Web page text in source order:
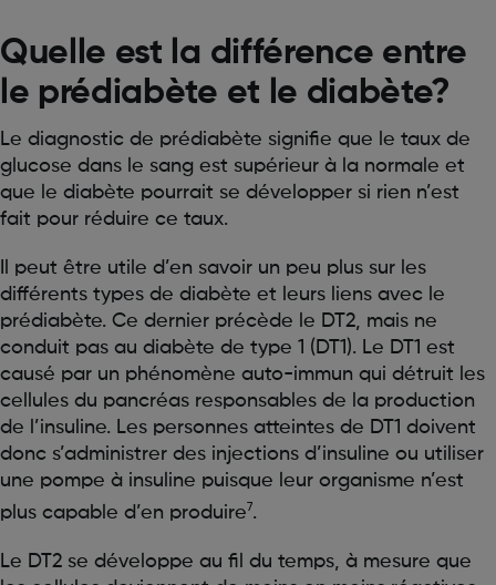
Quelle est la différence entre
le prédiabète et le diabète?
Le diagnostic de prédiabète signifie que le taux de
glucose dans le sang est supérieur à la normale et
que le diabète pourrait se développer si rien n’est
fait pour réduire ce taux.
Il peut être utile d’en savoir un peu plus sur les
différents types de diabète et leurs liens avec le
prédiabète. Ce dernier précède le DT2, mais ne
conduit pas au diabète de type 1 (DT1). Le DT1 est
causé par un phénomène auto-immun qui détruit les
cellules du pancréas responsables de la production
de l’insuline. Les personnes atteintes de DT1 doivent
donc s’administrer des injections d’insuline ou utiliser
une pompe à insuline puisque leur organisme n’est
plus capable d’en produire 7.
Le DT2 se développe au fil du temps, à mesure que